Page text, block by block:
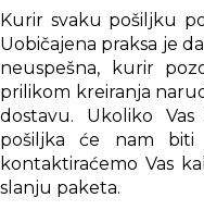
Kurir svaku pošiljku
Uobičajena praksa je
neuspešna, kurir
prilikom kreiranja
dostavu. Ukoliko
pošiljka će nam biti
kontaktiraćemo Vas
slanju paketa.